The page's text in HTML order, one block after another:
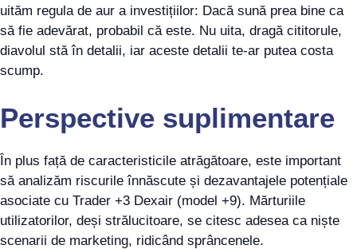
uităm regula de aur a investițiilor: Dacă sună prea bine ca
să fie adevărat, probabil că este. Nu uita, dragă cititorule,
diavolul stă în detalii, iar aceste detalii te-ar putea costa
scump.
Perspective suplimentare
În plus față de caracteristicile atrăgătoare, este important
să analizăm riscurile înnăscute și dezavantajele potențiale
asociate cu Trader +3 Dexair (model +9). Mărturiile
utilizatorilor, deși strălucitoare, se citesc adesea ca niște
scenarii de marketing, ridicând sprâncenele.